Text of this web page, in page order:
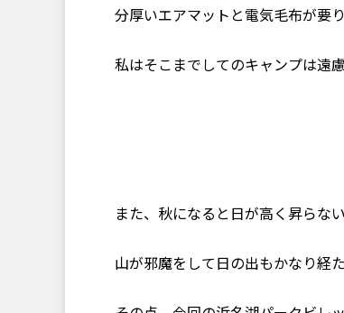
分厚いエアマットと電気毛布が要り
私はそこまでしてのキャンプは遠
また、秋になると日が高く昇らな
山が邪魔をして日の出もかなり経